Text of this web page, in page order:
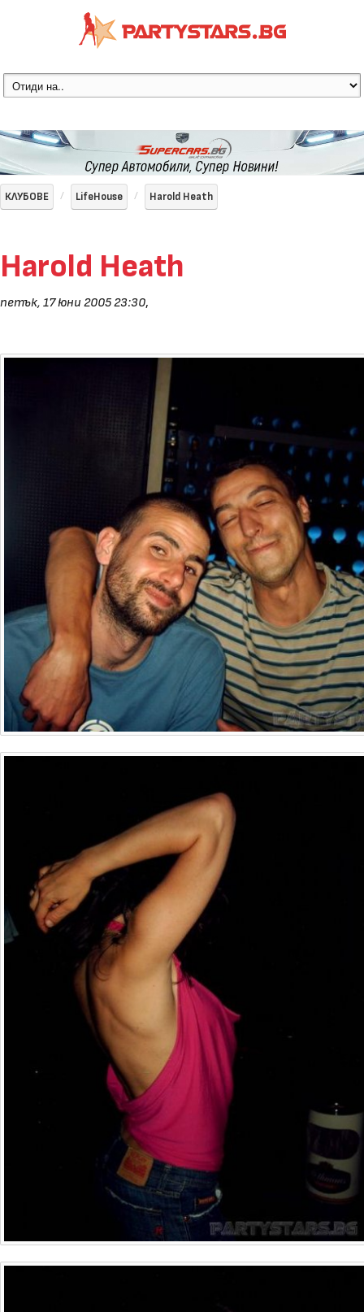
КЛУБОВЕ LifeHouse Harold Heath
Harold Heath
петък, 17 юни 2005 23:30,